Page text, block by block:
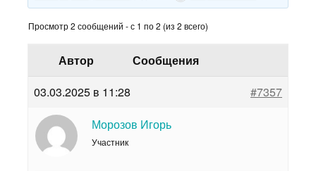
Просмотр 2 сообщений - с 1 по 2 (из 2 всего)
Автор
Сообщения
03.03.2025 в 11:28
#7357
Морозов Игорь
Участник